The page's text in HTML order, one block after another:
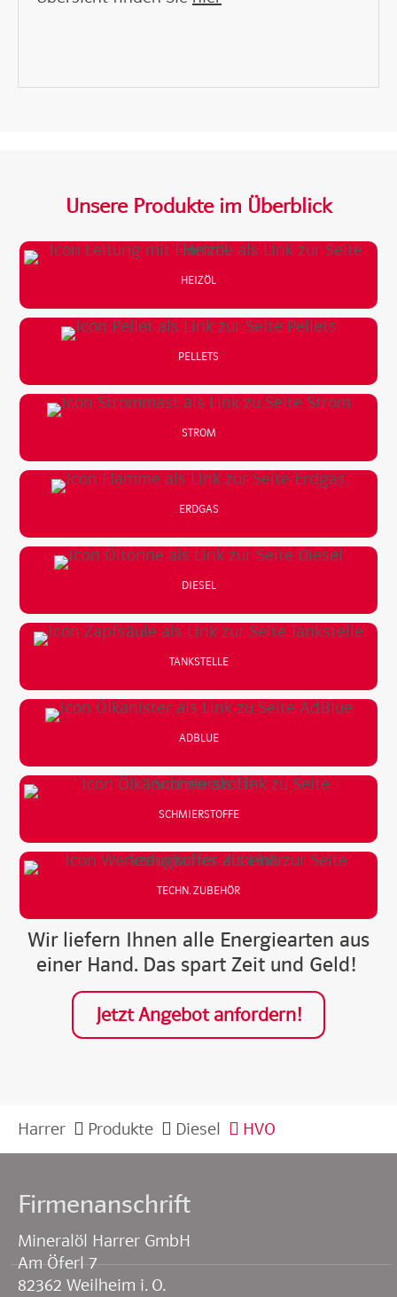
Unsere Produkte im Überblick
HEIZÖL
PELLETS
STROM
ERDGAS
DIESEL
TANKSTELLE
ADBLUE
SCHMIERSTOFFE
TECHN. ZUBEHÖR
Wir liefern Ihnen alle Energiearten aus
einer Hand. Das spart Zeit und Geld!
Jetzt Angebot anfordern!
Harrer Produkte Diesel HVO
Firmenanschrift
Mineralöl Harrer GmbH
Am Öferl 7
82362 Weilheim i. O.